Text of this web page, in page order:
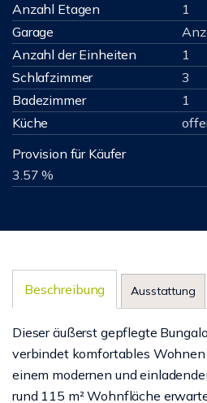
Anzahl Etagen
1
Garage
Anzahl der Einheiten
1
Schlafzimmer
3
Badezimmer
1
Küche
Provision für Käufer
3.57 %
Beschreibung Ausstattung
Dieser äußerst gepflegte
verbindet komfortables
einem modernen und
rund 115 m² Wohnfläche